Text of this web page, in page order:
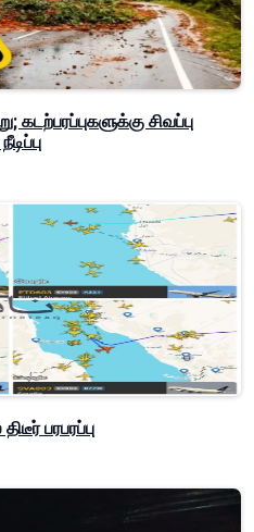
கடற்பரப்புகளுக்கு சிவப்பு
பரபரப்பு